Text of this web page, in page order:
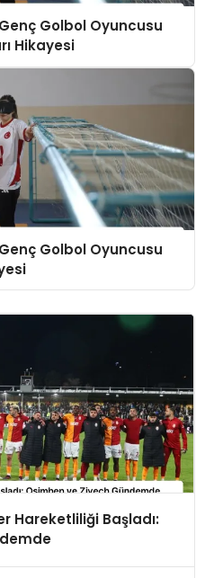
Golbol Oyuncusu
Hikayesi
Golbol Oyuncusu
Hareketliliği Başladı: